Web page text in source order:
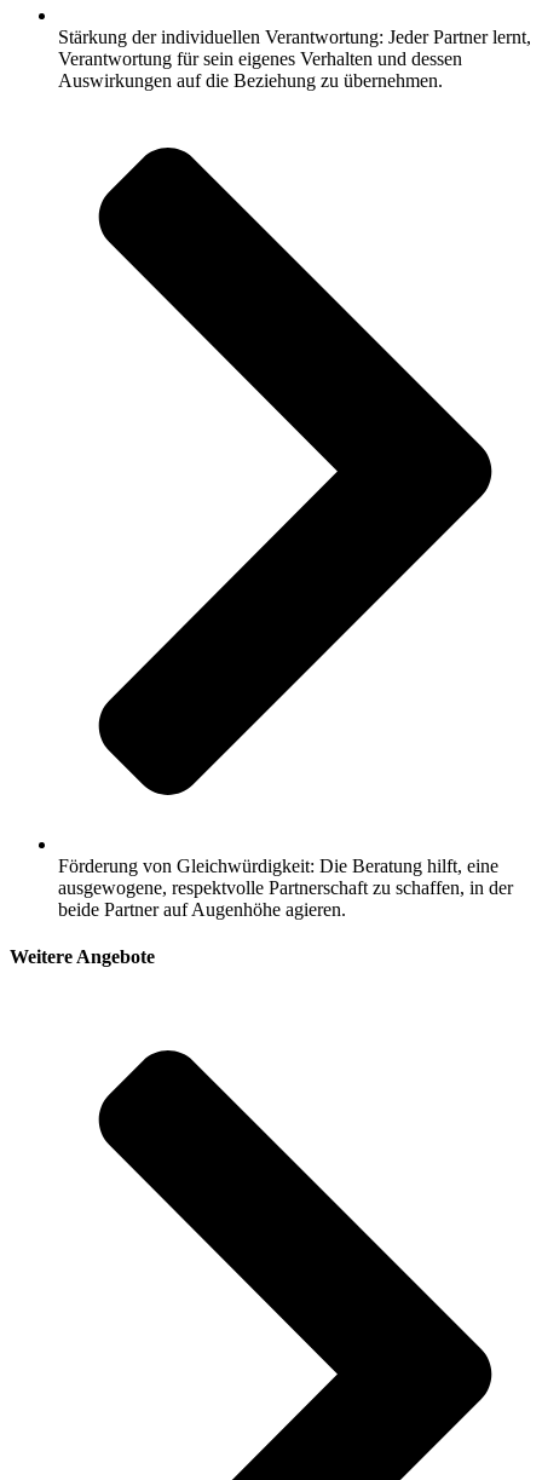
Stärkung der individuellen Verantwortung: Jeder Partner lernt,
Verantwortung für sein eigenes Verhalten und dessen
Auswirkungen auf die Beziehung zu übernehmen.
Förderung von Gleichwürdigkeit: Die Beratung hilft, eine
ausgewogene, respektvolle Partnerschaft zu schaffen, in der
beide Partner auf Augenhöhe agieren.
Weitere Angebote